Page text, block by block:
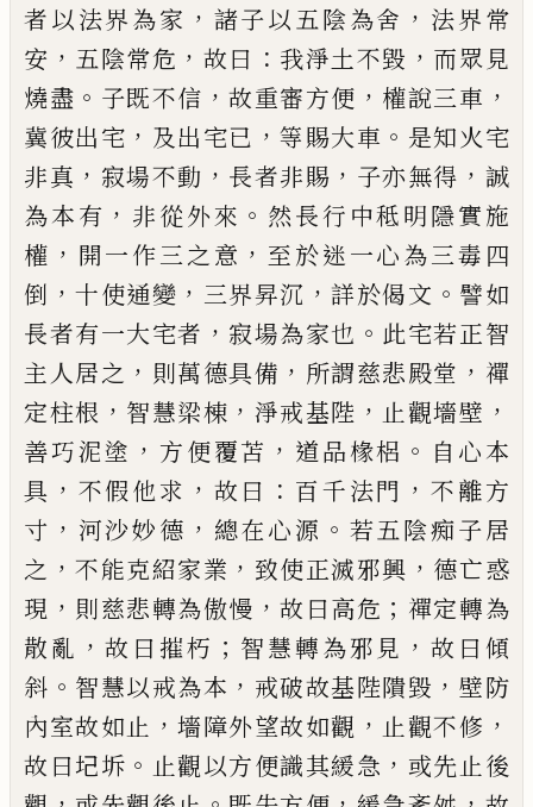
者以法界為家 ， 諸子以五陰為舍 ， 法界常
安 ， 五陰常危 ， 故曰 ： 我淨土不毀 ， 而眾見
燒盡 。 子既不信 ，故重審方便 ， 權說三車 ，
冀彼出宅 ， 及出宅已 ，等賜大車 。 是知火宅
非真 ， 寂場不動 ， 長者非賜 ， 子亦無得 ， 誠
為本有 ， 非從外來 。 然長行中秪明隱實施
權 ， 開一作三之意 ， 至於迷一心為三毒四
倒 ，十使通變 ， 三界昇沉 ， 詳於偈文 。 譬如
長者有一大宅者 ， 寂場為家也 。 此宅若正智
主人居之 ， 則萬德具備 ， 所謂慈悲殿堂 ， 禪
定柱根 ， 智慧梁棟 ， 淨戒基陛 ， 止觀墻壁 ，
善巧泥塗 ， 方便覆苫 ， 道品椽梠 。 自心本
具 ， 不假他求 ， 故曰 ： 百千法門 ， 不離方
寸 ， 河沙妙德 ， 總在心源 。 若五陰痴子居
之 ，不能克紹家業 ， 致使正滅邪興 ， 德亡惑
現 ， 則慈悲轉為傲慢 ，故曰高危 ； 禪定轉為
散亂 ，故曰摧朽 ； 智慧轉為邪見 ， 故曰傾
斜 。 智慧以戒為本 ， 戒破故基陛隤毀 ， 壁防
內室故如止 ，墻障外望故如觀 ， 止觀不修 ，
故曰圮坼 。 止觀以方便識其緩急 ， 或先止後